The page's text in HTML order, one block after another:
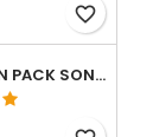
favorite_border
LOCATION PACK SONO & LUMIERES 1